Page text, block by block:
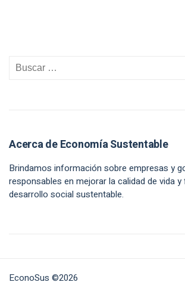
Acerca de Economía Sustentable
Brindamos información sobre empresas y
responsables en mejorar la calidad de vida
desarrollo social sustentable.
EconoSus ©2026